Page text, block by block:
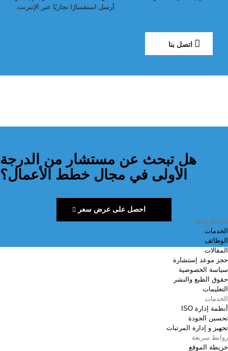
أرسل استفسارًا تجاريًا عبر الإنترنت.
اتصل بنا
هل تبحث عن مستشار من الدرجة
الأولى في مجال خطط الأعمال؟
احصل على عرض سعر
اهم الروابط
الخدمات
الوظائف
المقالات
حجز موعد إستشارة
سياسة الخصوصية
حقوق الطبع والنشر
التعليمات
الخدمات
أنظمة إدارة ISO
تحسين الجودة
تجهيز و إدارة المرتبات
روابط سريعة
خريطة الموقع